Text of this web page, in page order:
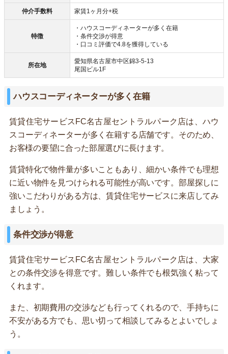
仲介手数料 家賃1ヶ月分+税
特徴
・ハウスコーディネーターが多く在籍
・条件交渉が得意
・口コミ評価で4.8を獲得している
所在地
愛知県名古屋市中区錦3-5-13
尾国ビル1F
ハウスコーディネーターが多く在籍
賃貸住宅サービスFC名古屋セントラルパーク店は、ハウ
スコーディネーターが多く在籍する店舗です。そのため、
お客様の要望に合った部屋選びに長けます。
賃貸特化で物件量が多いこともあり、細かい条件でも理想
に近い物件を見つけられる可能性が高いです。部屋探しに
強いこだわりがある方は、賃貸住宅サービスに来店してみ
ましょう。
条件交渉が得意
賃貸住宅サービスFC名古屋セントラルパーク店は、大家
との条件交渉を得意です。難しい条件でも根気強く粘って
くれます。
また、初期費用の交渉なども行ってくれるので、手持ちに
不安がある方でも、思い切って相談してみるとよいでしょ
う。